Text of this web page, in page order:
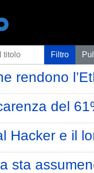
Filtro
rendono
del
Hacker e il
sta